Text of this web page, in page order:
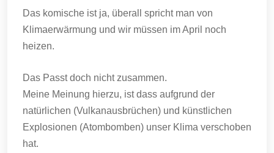
Das komische ist ja, überall spricht man von
Klimaerwärmung und wir müssen im April noch
heizen.
Das Passt doch nicht zusammen.
Meine Meinung hierzu, ist dass aufgrund der
natürlichen (Vulkanausbrüchen) und künstlichen
Explosionen (Atombomben) unser Klima verschoben
hat.